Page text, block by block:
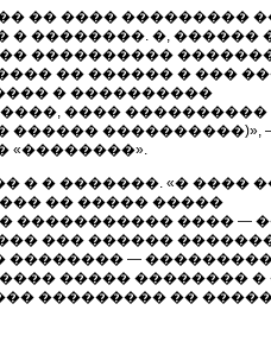
�� ���� ���������
��������. �, ������
����������
�� ������ � ���
� ����������
���� ����������
����������)»,
«��������».
� � �������. «� ����
�� ����� �����
����������� ���� —
��� ������
�������� —
����� �������� �
��������� ��